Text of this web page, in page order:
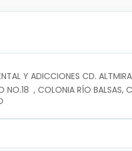
Y ADICCIONES CD.
NO.18  , COLONIA RÍO